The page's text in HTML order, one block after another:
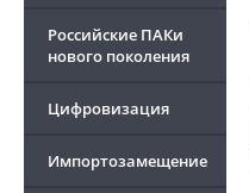
Российские ПАКи
нового поколения
Цифровизация
Импортозамещение